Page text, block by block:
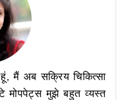
मैं अब सक्रिय चिकित्सा
मोपपेट्स मुझे बहुत व्यस्त